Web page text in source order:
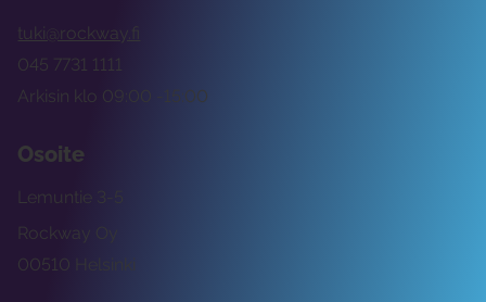
tuki@rockway.fi
Arkisin klo 09:00 -15:00
045 7731 1111
Osoite
Rockway Oy
Lemuntie 3-5
00510 Helsinki